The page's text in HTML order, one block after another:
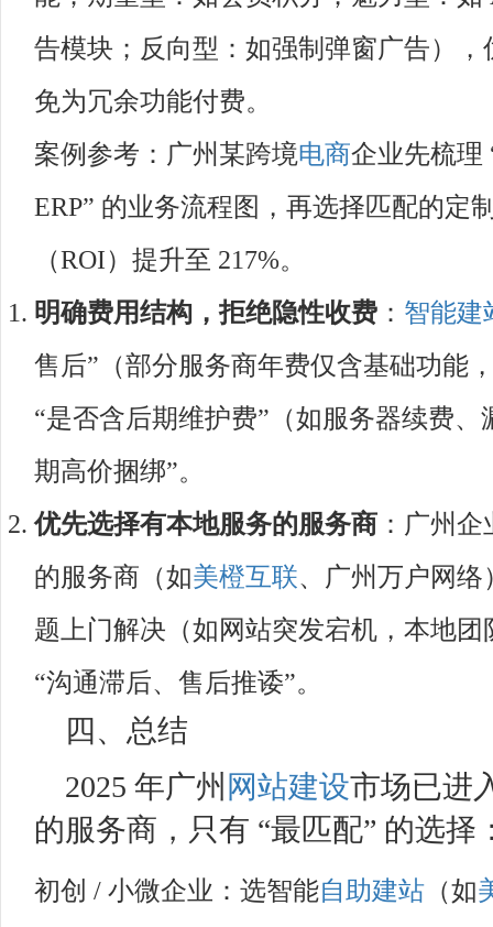
告模块；反向型：如强制弹窗广告）
免为冗余功能付费。
案例参考：广州某跨境电商企业先梳理
ERP” 的业务流程图，再选择匹配的定
（ROI）提升至 217%。
明确费用结构，拒绝隐性收费 ： 智能建
售后”（部分服务商年费仅含基础功能
“是否含后期维护费”（如服务器续费
期高价捆绑”。
优先选择有本地服务的服务商 ：广州
的服务商（如美橙互联、广州万户网
题上门解决（如网站突发宕机，本地
“沟通滞后、售后推诿”。
四、总结
2025 年广州 网站建设市场已进
的服务商，只有 “最匹配” 的选择
初创 / 小微企业：选智能自助建站 （如